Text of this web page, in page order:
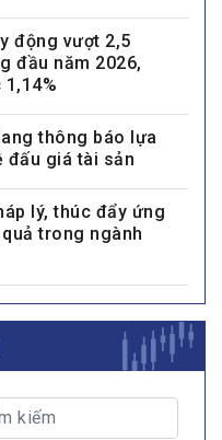
động vượt 2,5
đầu năm 2026,
thông báo lựa
đấu giá tài sản
lý, thúc đẩy ứng
trong ngành